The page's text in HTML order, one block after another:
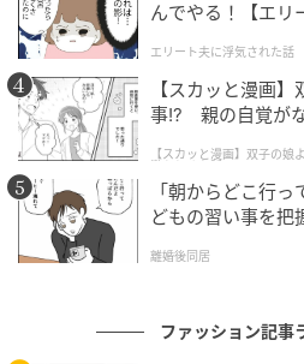
足元もブラックでまとめ
んでやる！【エリ
エリート夫に浮気された話
【スカッと漫画
事!? 親の自覚がな
【スカッと漫画】双子の
懲らしめた話
「朝からどこ行
どもの習い事を把
離婚後同居
ファッション記事